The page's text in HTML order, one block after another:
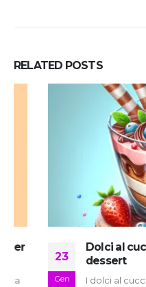
RELATED POSTS
Gen
Dolci al
dessert
I dolci al cucchiaio